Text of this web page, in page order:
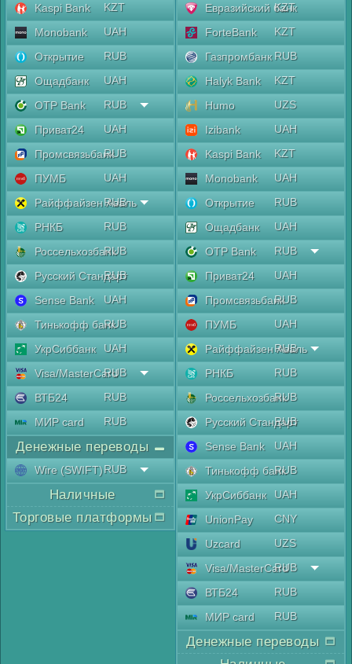
Kaspi Bank
KZT
Monobank
UAH
Открытие
RUB
Ощадбанк
UAH
OTP Bank
RUB
Приват24
UAH
ПромсвязьбанкRUB
ПУМБ
UAH
Райффайзен Аваль
RUB
РНКБ
RUB
РоссельхозбанкRUB
Русский Стандарт
RUB
Sense Bank
UAH
Тинькофф банкRUB
УкрСиббанк
UAH
Visa/MasterCard
RUB
ВТБ24
RUB
МИР card
RUB
Денежные переводы
Wire (SWIFT)RUB
Наличные
Торговые платформы
Евразийский банк
KZT
ForteBank
KZT
Газпромбанк RUB
Halyk Bank
KZT
Humo
UZS
Izibank
UAH
Kaspi Bank
KZT
Monobank
UAH
Открытие
RUB
Ощадбанк
UAH
OTP Bank
RUB
Приват24
UAH
ПромсвязьбанкRUB
ПУМБ
UAH
Райффайзен Аваль
RUB
РНКБ
RUB
РоссельхозбанкRUB
Русский Стандарт
RUB
Sense Bank
UAH
Тинькофф банкRUB
УкрСиббанк
UAH
UnionPay
CNY
Uzcard
UZS
Visa/MasterCard
RUB
ВТБ24
RUB
МИР card
RUB
Денежные переводы